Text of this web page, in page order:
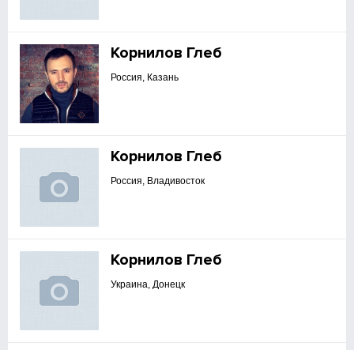
Корнилов Глеб
Россия, Казань
Корнилов Глеб
Россия, Владивосток
Корнилов Глеб
Украина, Донецк